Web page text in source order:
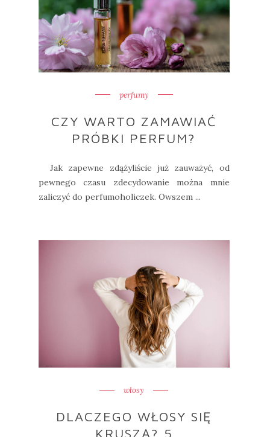
perfumy
CZY WARTO ZAMAWIAĆ
PRÓBKI PERFUM?
Jak zapewne zdążyliście już zauważyć, od
pewnego czasu zdecydowanie można mnie
zaliczyć do perfumoholiczek. Owszem ...
włosy
DLACZEGO WŁOSY SIĘ
KRUSZĄ? 5